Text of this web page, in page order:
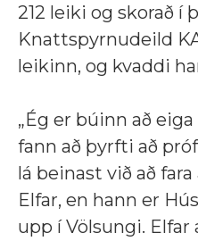
212 leiki og skorað í
Knattspyrnudeild
leikinn, og kvaddi
„Ég er búinn að
fann að þyrfti að
lá beinast við að
Elfar, en hann er
upp í Völsungi.